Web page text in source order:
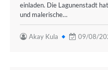
einladen. Die Lagunenstadt
und malerische…
Akay Kula 09/08/